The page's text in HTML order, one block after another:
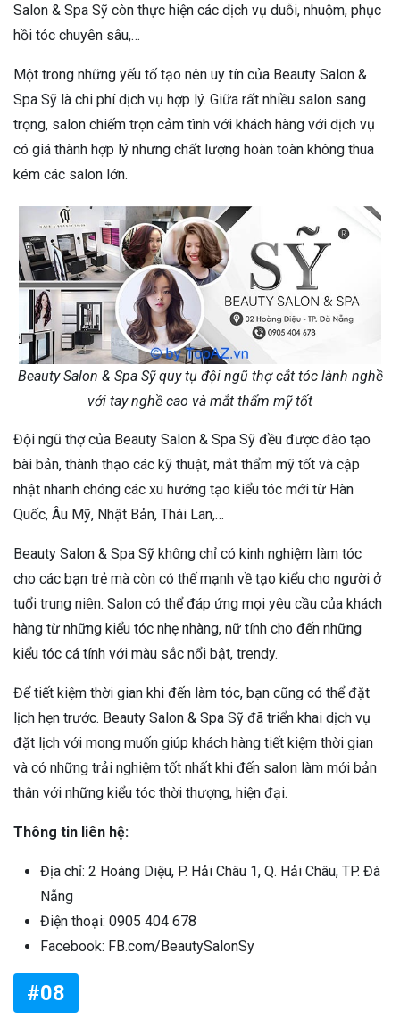
Salon & Spa Sỹ còn thực hiện các dịch vụ duỗi, nhuộm, phục
hồi tóc chuyên sâu,…
Một trong những yếu tố tạo nên uy tín của Beauty Salon &
Spa Sỹ là chi phí dịch vụ hợp lý. Giữa rất nhiều salon sang
trọng, salon chiếm trọn cảm tình với khách hàng với dịch vụ
có giá thành hợp lý nhưng chất lượng hoàn toàn không thua
kém các salon lớn.
Beauty Salon & Spa Sỹ quy tụ đội ngũ thợ cắt tóc lành nghề
với tay nghề cao và mắt thẩm mỹ tốt
Đội ngũ thợ của Beauty Salon & Spa Sỹ đều được đào tạo
bài bản, thành thạo các kỹ thuật, mắt thẩm mỹ tốt và cập
nhật nhanh chóng các xu hướng tạo kiểu tóc mới từ Hàn
Quốc, Âu Mỹ, Nhật Bản, Thái Lan,…
Beauty Salon & Spa Sỹ không chỉ có kinh nghiệm làm tóc
cho các bạn trẻ mà còn có thế mạnh về tạo kiểu cho người ở
tuổi trung niên. Salon có thể đáp ứng mọi yêu cầu của khách
hàng từ những kiểu tóc nhẹ nhàng, nữ tính cho đến những
kiểu tóc cá tính với màu sắc nổi bật, trendy.
Để tiết kiệm thời gian khi đến làm tóc, bạn cũng có thể đặt
lịch hẹn trước. Beauty Salon & Spa Sỹ đã triển khai dịch vụ
đặt lịch với mong muốn giúp khách hàng tiết kiệm thời gian
và có những trải nghiệm tốt nhất khi đến salon làm mới bản
thân với những kiểu tóc thời thượng, hiện đại.
Thông tin liên hệ:
Địa chỉ: 2 Hoàng Diệu, P. Hải Châu 1, Q. Hải Châu, TP. Đà
Nẵng
Điện thoại: 0905 404 678
Facebook: FB.com/BeautySalonSy
#08